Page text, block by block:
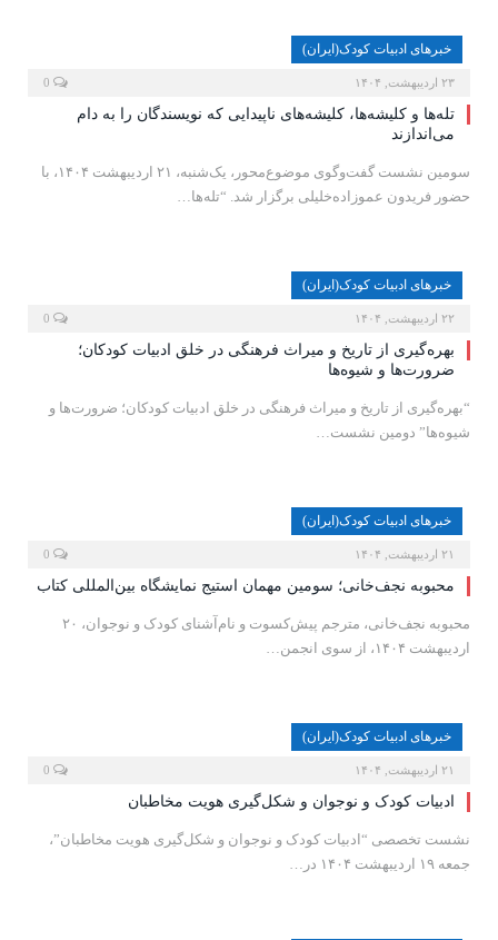
خبرهای ادبیات کودک(ایران)
۲۳ اردیبهشت, ۱۴۰۴
تله‌ها و کلیشه‌ها، کلیشه‌های ناپیدایی که نویسندگان را به دام
می‌اندازند
سومین نشست گفت‌وگوی موضوع‌محور، یک‌شنبه، ۲۱ اردیبهشت ۱۴۰۴، با
حضور فریدون عموزاده‌خلیلی برگزار شد. “تله‌ها…
خبرهای ادبیات کودک(ایران)
۲۲ اردیبهشت, ۱۴۰۴
بهره‌گیری از تاریخ و میراث فرهنگی در خلق ادبیات کودکان؛
ضرورت‌ها و شیوه‌ها
“بهره‌گیری از تاریخ و میراث فرهنگی در خلق ادبیات کودکان؛ ضرورت‌ها و
شیوه‌ها” دومین نشست…
خبرهای ادبیات کودک(ایران)
۲۱ اردیبهشت, ۱۴۰۴
محبوبه نجف‌خانی؛ سومین مهمان استیج نمایشگاه بین‌المللی کتاب
محبوبه نجف‌خانی، مترجم پیش‌کسوت و نام‌آشنای کودک و نوجوان، ۲۰
اردیبهشت ۱۴۰۴، از سوی انجمن…
خبرهای ادبیات کودک(ایران)
۲۱ اردیبهشت, ۱۴۰۴
ادبیات کودک و نوجوان و شکل‌گیری هویت مخاطبان
نشست تخصصی “ادبیات کودک و نوجوان و شکل‌گیری هویت مخاطبان”،
جمعه ۱۹ اردیبهشت ۱۴۰۴ در…